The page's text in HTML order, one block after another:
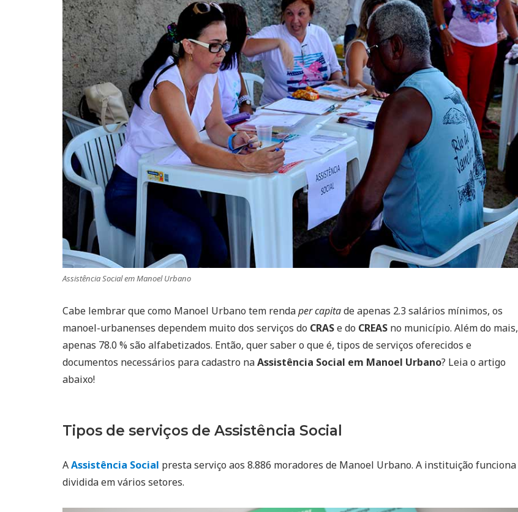
Assistência Social em Manoel Urbano
Cabe lembrar que como Manoel Urbano tem rendaper capitade apenas 2.3 salários mínimos, os
manoel-urbanenses dependem muito dos serviços do CRASe do CREAS no município. Além do mais,
apenas 78.0 % são alfabetizados. Então, quer saber o que é, tipos de serviços oferecidos e
documentos necessários para cadastro naAssistência Social em Manoel Urbano? Leia o artigo
abaixo!
Tipos de serviços de Assistência Social
AAssistência Social presta serviço aos 8.886 moradores de Manoel Urbano. A instituição funciona
dividida em vários setores.